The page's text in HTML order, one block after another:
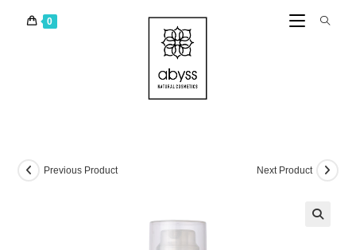
0
Previous Product Next Product